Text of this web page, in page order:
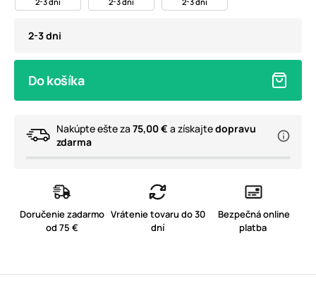
2-3 dni
Do košíka
Nakúpte ešte za 75,00 € a získajtedopravu
zdarma
Doručenie zadarmo
od 75 €
Vrátenie tovaru do 30
dní
Bezpečná online
platba